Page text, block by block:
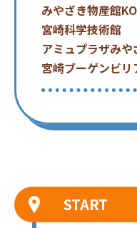
みやざき物産館
宮崎科学技術館
アミュプラザみや
宮崎ブーゲンビリ
START